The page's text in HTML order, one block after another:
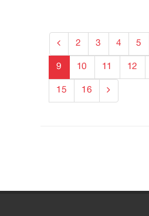
2 3 4 5
9 10 11 12
15 16